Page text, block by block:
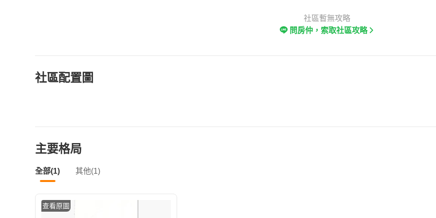
社區暫無攻略
問房仲，索取社區攻略
社區配置圖
主要格局
全部(1) 其他(1)
查看原圖